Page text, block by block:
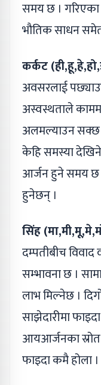
समय छ । गरिएका
भौतिक साधन
कर्कट
अवसरलाई
अस्वस्थताले
अलमल्याउन सक्छ
केहि समस्या
आर्जन हुने समय छ
हुनेछन् ।
सिंह
दम्पतीबीच
सम्भावना छ ।
लाभ मिल्नेछ ।
साझेदारीमा
आयआर्जनका
फाइदा कमै होला ।